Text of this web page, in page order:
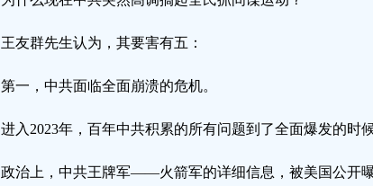
王友群先生认为，其要害有五：
第一，中共面临全面崩溃的危机。
进入2023年，百年中共积累的所有问题到了全面爆发的时候
政治上，中共王牌军——火箭军的详细信息，被美国公开